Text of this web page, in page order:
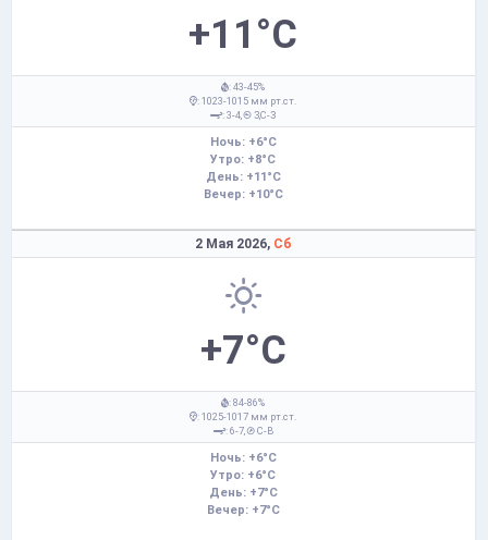
+11°C
: 43-45%
: 1023-1015 мм рт.ст.
: 3-4,
З,С-З
Ночь: +6°C
Утро: +8°C
День: +11°C
Вечер: +10°C
2 Мая 2026, Сб
+7°C
: 84-86%
: 1025-1017 мм рт.ст.
: 6-7,
С-В
Ночь: +6°C
Утро: +6°C
День: +7°C
Вечер: +7°C